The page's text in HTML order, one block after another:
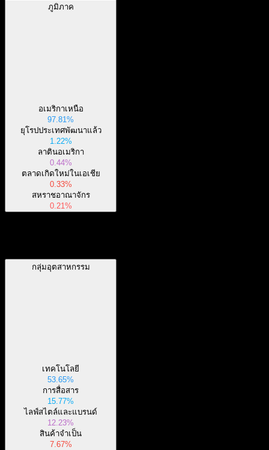
ภูมิภาค
อเมริกาเหนือ
97.81%
ยุโรปประเทศพัฒนาแล้ว
1.22%
ลาตินอเมริกา
0.44%
ตลาดเกิดใหม่ในเอเชีย
0.33%
สหราชอาณาจักร
0.21%
กลุ่มอุตสาหกรรม
เทคโนโลยี
53.65%
การสื่อสาร
15.77%
ไลฟ์สไตล์และแบรนด์
12.23%
สินค้าจำเป็น
7.67%